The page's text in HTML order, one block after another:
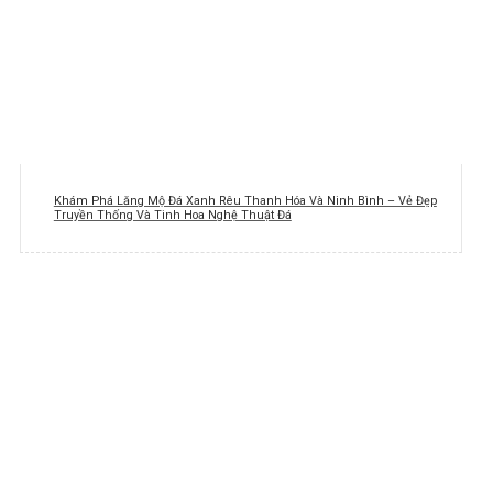
Khám Phá Lăng Mộ Đá Xanh Rêu Thanh Hóa Và Ninh Bình – Vẻ Đẹp
Truyền Thống Và Tinh Hoa Nghệ Thuật Đá